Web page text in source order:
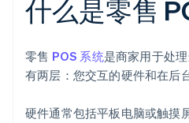
什么是零售
零售 POS 系统是商家用于处
有两层：您交互的硬件和在后
硬件通常包括平板电脑或触摸